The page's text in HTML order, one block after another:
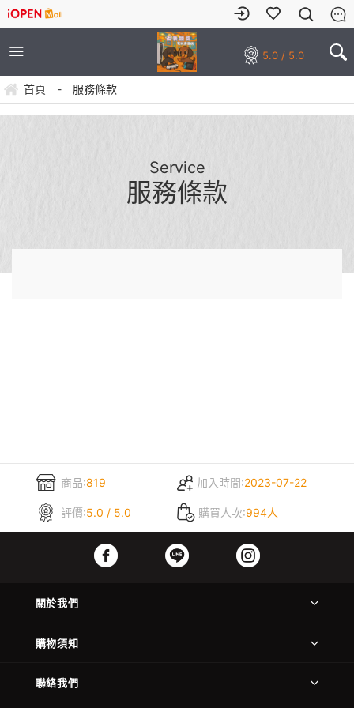
5.0 / 5.0
首頁 - 服務條款
Service
服務條款
商品:819 加入時間:2023-07-22
評價:5.0 / 5.0 購買人次:994人
關於我們
購物須知
聯絡我們